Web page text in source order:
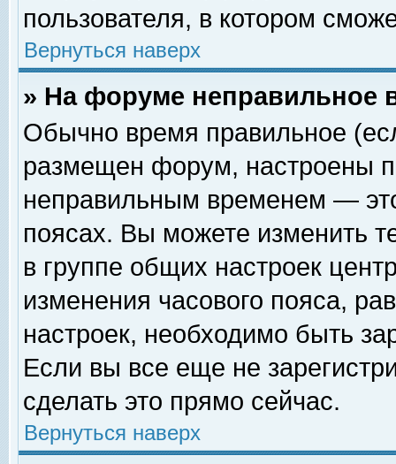
пользователя, в котором
Вернуться наверх
» На форуме неправильное
Обычно время правильное
размещен форум, настроены
неправильным временем —
поясах. Вы можете изменить
в группе общих настроек
изменения часового пояса,
настроек, необходимо быть
Если вы все еще не
сделать это прямо сейчас.
Вернуться наверх